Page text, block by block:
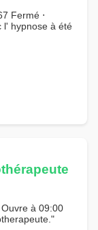
Fermé ⋅
l' hypnose à été
à 09:00